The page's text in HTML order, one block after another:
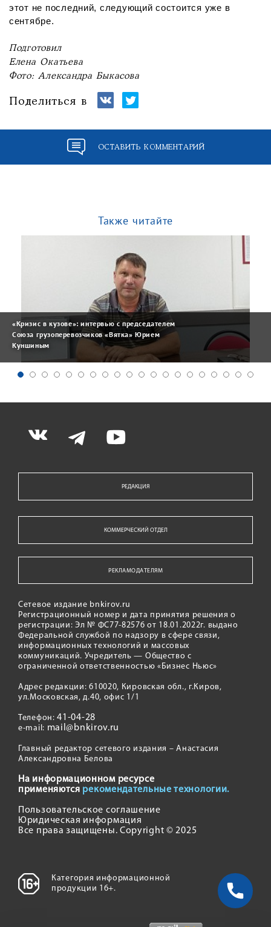
этот не последний, следующий состоится уже в
сентябре.
Подготовил
Елена Окатьева
Фото: Александра Быкасова
Поделиться в
ОСТАВИТЬ КОММЕНТАРИЙ
Также читайте
«Кризис в кузове»: интервью с председателем
Союза грузоперевозчиков «Вятка» Юрием
Куншиным
РЕДАКЦИЯ
КОММЕРЧЕСКИЙ ОТДЕЛ
РЕКЛАМОДАТЕЛЯМ
Сетевое издание bnkirov.ru
Регистрационный номер и дата принятия решения о
регистрации: Эл № ФС77-82576 от 18.01.2022г. выдано
Федеральной службой по надзору в сфере связи,
информационных технологий и массовых
коммуникаций. Учредитель — Общество с
ограниченной ответственностью «Бизнес Ньюс»
Адрес редакции: 610020, Кировская обл., г.Киров,
ул.Московская, д.40, офис 1/1
Телефон:41-04-28
e-mail: mail@bnkirov.ru
Главный редактор сетевого издания – Анастасия
Александровна Белова
На информационном ресурсе
применяются рекомендательные технологии.
Пользовательское соглашение
Юридическая информация
Все права защищены. Copyright © 2025
Категория информационной
продукции 16+.